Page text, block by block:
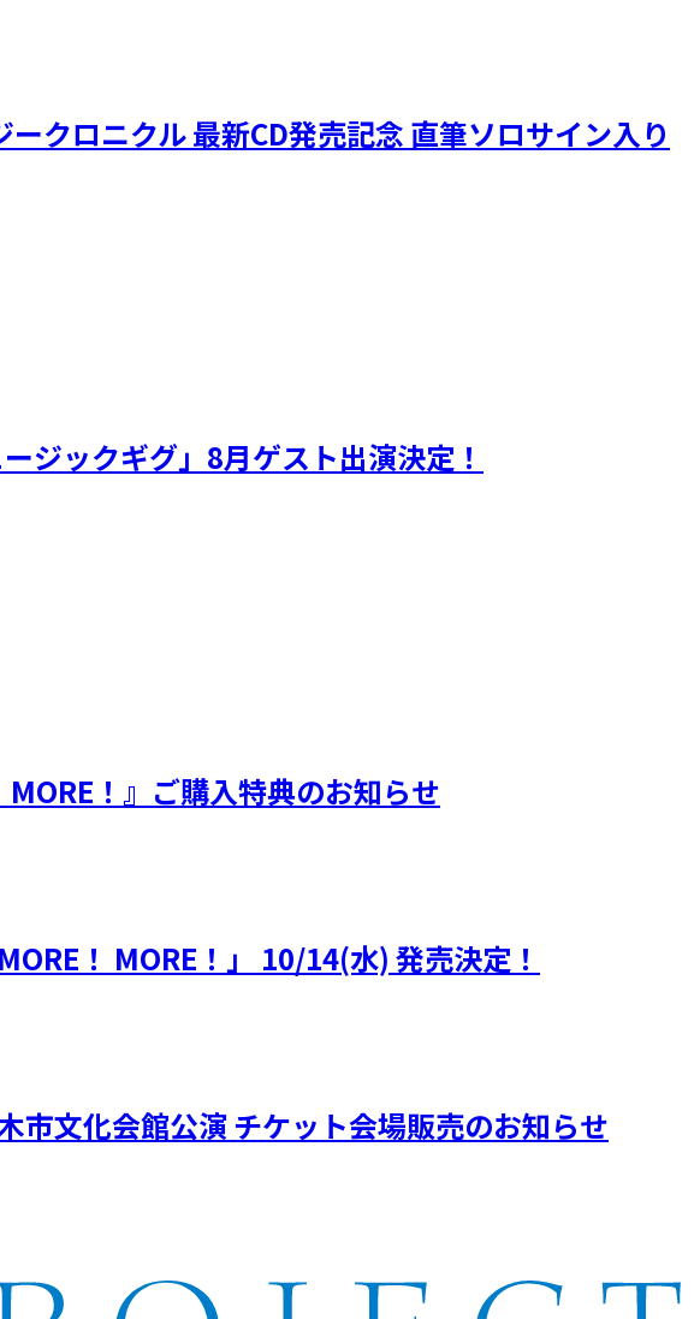
クロニクル 最新CD発売記念 直筆ソロサイン入り
ジックギグ」8月ゲスト出演決定！
！』ご購入特典のお知らせ
！ MORE！」 10/14(水) 発売決定！
文化会館公演 チケット会場販売のお知らせ